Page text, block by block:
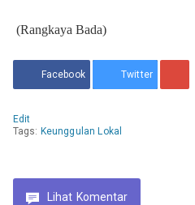
(Rangkaya Bada)
Facebook Twitter
Edit
Tags: Keunggulan Lokal
Lihat Komentar